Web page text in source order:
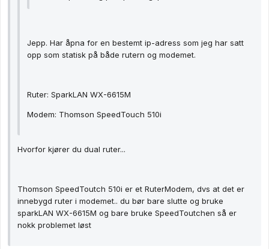
Jepp. Har åpna for en bestemt ip-adress som jeg har satt
opp som statisk på både rutern og modemet.
Ruter: SparkLAN WX-6615M
Modem: Thomson SpeedTouch 510i
Hvorfor kjører du dual ruter...
Thomson SpeedToutch 510i er et RuterModem, dvs at det er
innebygd ruter i modemet.. du bør bare slutte og bruke
sparkLAN WX-6615M og bare bruke SpeedToutchen så er
nokk problemet løst